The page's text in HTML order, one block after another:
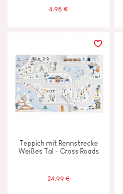
4,98 €
Teppich mit Rennstrecke
Weißes Tal - Cross Roads
24,99 €